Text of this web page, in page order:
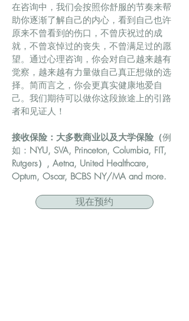
在咨询中，我们会按照你舒服的节奏来帮
助你逐渐了解自己的内心，看到自己也许
原来不曾看到的伤口，不曾庆祝过的成
就，不曾哀悼过的丧失，不曾满足过的愿
望。通过心理咨询，你会对自己越来越有
觉察，越来越有力量做自己真正想做的选
择。简而言之，你会更真实健康地爱自
己。我们期待可以做你这段旅途上的引路
者和见证人！
​接收保险：大多数商业以及大学保险（例
如： NYU, SVA, Princeton, Columbia, FIT,
Rutgers）, Aetna, United Healthcare,
Optum, Oscar, BCBS NY/MA and more.
现在预约